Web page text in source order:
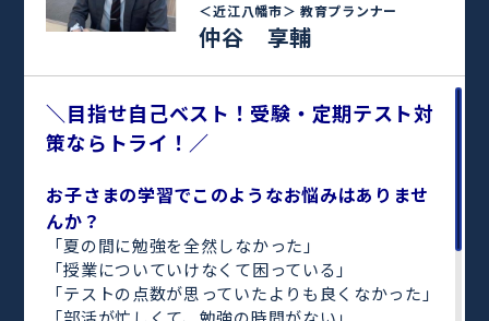
＜近江八幡市＞教育プランナー
仲谷 享輔
＼目指せ自己ベスト！受験・定期テスト対
策ならトライ！／
お子さまの学習でこのようなお悩みはありませ
んか？
「夏の間に勉強を全然しなかった」
「授業についていけなくて困っている」
「テストの点数が思っていたよりも良くなかった」